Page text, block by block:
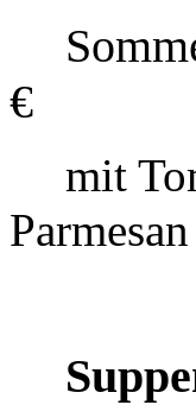
€
mit
Parmesan